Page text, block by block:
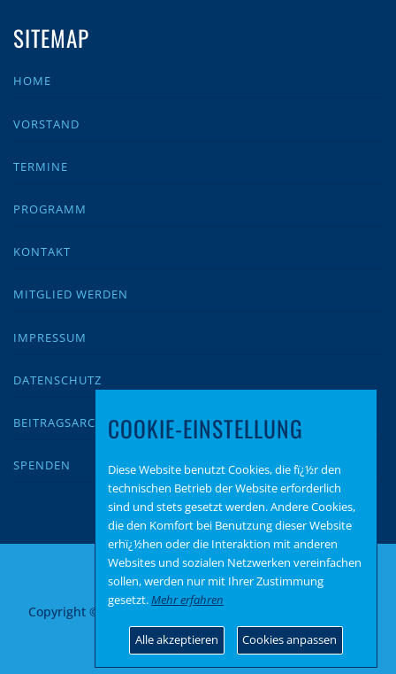
SITEMAP
HOME
VORSTAND
TERMINE
PROGRAMM
KONTAKT
MITGLIED WERDEN
IMPRESSUM
DATENSCHUTZ
BEITRAGSARCHIV
SPENDEN
Copyright © 2026 AfD Rhein-Lahn
FameThemes
COOKIE-EINSTELLUNG
Diese Website benutzt Cookies, die fï¿½r den
technischen Betrieb der Website erforderlich
sind und stets gesetzt werden. Andere Cookies,
die den Komfort bei Benutzung dieser Website
erhï¿½hen oder die Interaktion mit anderen
Websites und sozialen Netzwerken vereinfachen
sollen, werden nur mit Ihrer Zustimmung
gesetzt.Mehr erfahren
Alle akzeptieren Cookies anpassen